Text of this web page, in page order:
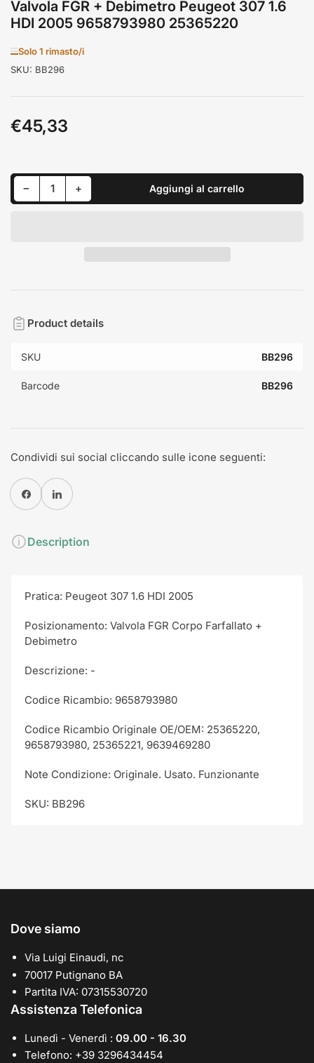
Valvola FGR + Debimetro Peugeot 307 1.6
HDI 2005 9658793980 25365220
Solo 1 rimasto/i
SKU: BB296
Prezzo
standard
€45,33
−Riduci quantità per Valvola FGR + Debimetro Peugeot 307 1.6 HDI 2005 9658793980 25365220
Quantità +Aumenta quantità per Valvola FGR + Debimetro Peugeot 307 1.6 HDI 2005 9658793980 25365220 Aggiungi al carrello
Product details
SKU BB296
Barcode BB296
Condividi sui social cliccando sulle icone seguenti:
Condividi su FacebookCondividi su Pinterest
Description
Pratica: Peugeot 307 1.6 HDI 2005
Posizionamento: Valvola FGR Corpo Farfallato +
Debimetro
Descrizione: -
Codice Ricambio: 9658793980
Codice Ricambio Originale OE/OEM: 25365220,
9658793980, 25365221, 9639469280
Note Condizione: Originale. Usato. Funzionante
SKU: BB296
Dove siamo
Via Luigi Einaudi, nc
70017 Putignano BA
Partita IVA: 07315530720
Assistenza Telefonica
Lunedì - Venerdì : 09.00 - 16.30
Telefono: +39 3296434454